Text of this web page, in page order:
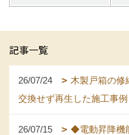
記事一覧
26/07/24
木製戸箱の修
交換せず再生した施工事例
26/07/15
◆電動昇降機